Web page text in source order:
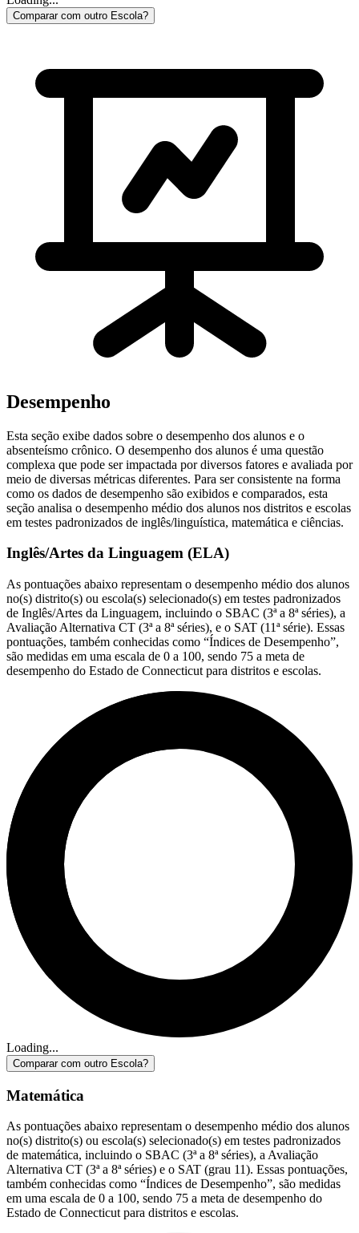
Comparar com outro Escola?
Desempenho
Esta seção exibe dados sobre o desempenho dos alunos e o
absenteísmo crônico. O desempenho dos alunos é uma questão
complexa que pode ser impactada por diversos fatores e avaliada por
meio de diversas métricas diferentes. Para ser consistente na forma
como os dados de desempenho são exibidos e comparados, esta
seção analisa o desempenho médio dos alunos nos distritos e escolas
em testes padronizados de inglês/linguística, matemática e ciências.
Inglês/Artes da Linguagem (ELA)
As pontuações abaixo representam o desempenho médio dos alunos
no(s) distrito(s) ou escola(s) selecionado(s) em testes padronizados
de Inglês/Artes da Linguagem, incluindo o SBAC (3ª a 8ª séries), a
Avaliação Alternativa CT (3ª a 8ª séries), e o SAT (11ª série). Essas
pontuações, também conhecidas como “Índices de Desempenho”,
são medidas em uma escala de 0 a 100, sendo 75 a meta de
desempenho do Estado de Connecticut para distritos e escolas.
Loading...
Comparar com outro Escola?
Matemática
As pontuações abaixo representam o desempenho médio dos alunos
no(s) distrito(s) ou escola(s) selecionado(s) em testes padronizados
de matemática, incluindo o SBAC (3ª a 8ª séries), a Avaliação
Alternativa CT (3ª a 8ª séries) e o SAT (grau 11). Essas pontuações,
também conhecidas como “Índices de Desempenho”, são medidas
em uma escala de 0 a 100, sendo 75 a meta de desempenho do
Estado de Connecticut para distritos e escolas.